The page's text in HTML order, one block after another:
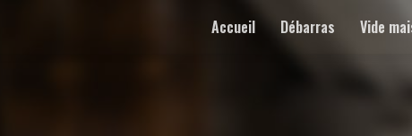
Accueil
Débarras Vide